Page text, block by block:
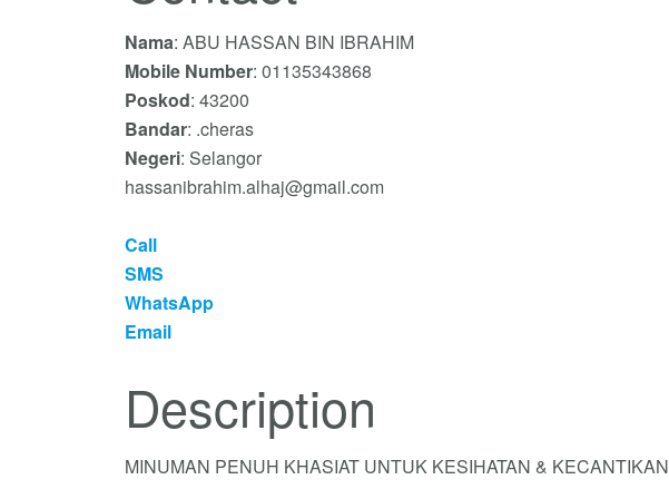
Nama: ABU HASSAN BIN IBRAHIM
Mobile Number: 01135343868
Poskod: 43200
Bandar: .cheras
Negeri: Selangor
hassanibrahim.alhaj@gmail.com
Call
SMS
WhatsApp
Email
Description
MINUMAN PENUH KHASIAT UNTUK KESIHATAN & KECANTIKAN